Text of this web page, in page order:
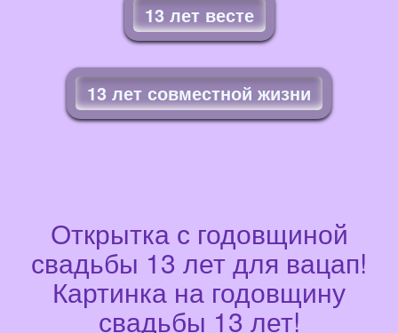
13 лет весте
13 лет совместной жизни
Открытка с годовщиной
свадьбы 13 лет для вацап!
Картинка на годовщину
свадьбы 13 лет!